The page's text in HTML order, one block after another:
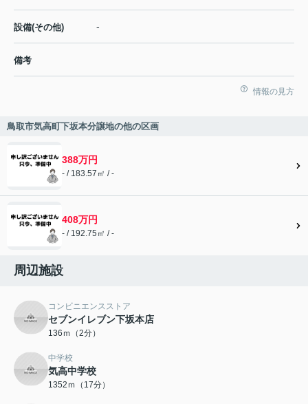
設備(その他) -
備考
情報の見方
鳥取市気高町下坂本分譲地の他の区画
388万円
- / 183.57㎡ / -
408万円
- / 192.75㎡ / -
周辺施設
コンビニエンスストア
セブンイレブン下坂本店
136ｍ（2分）
中学校
気高中学校
1352ｍ（17分）